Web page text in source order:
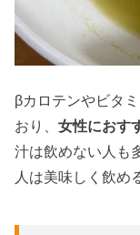
βカロテンやビタ
おり、女性におす
汁は飲めない人も
人は美味しく飲め